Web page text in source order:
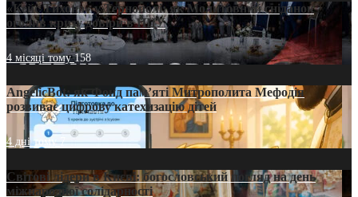
«Кейс Тихона» у Тернополі: як Молитовний сніданок
оголив кризу довіри в ПЦУ
4 місяці тому158
AngelicBot: як Фонд пам’яті Митрополита Мефодія
розвиває цифрову катехизацію дітей
4 дні тому7
Світові лідери в Києві: богословський погляд на день
міжнародної солідарності